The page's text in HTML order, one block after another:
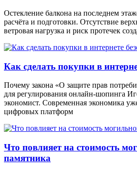
Остекление балкона на последнем
расчёта и подготовки. Отсутствие
ветровая нагрузка и риск протечек
Как сделать покупки в
Почему закона «О защите прав
для регулирования онлайн-шопинга
экономист. Современная экономика
цифровых платформ
Что повлияет на стоимость
памятника